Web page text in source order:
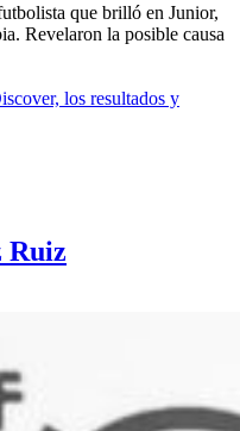
que brilló en Junior,
Revelaron la posible causa
los resultados y
Ruiz